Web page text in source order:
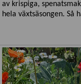
av krispiga,
hela växtsäsongen. Så